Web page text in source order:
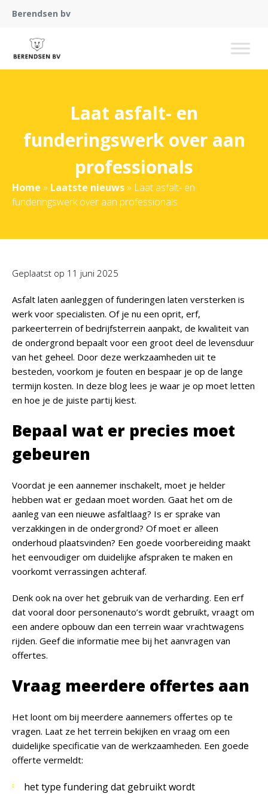
Berendsen bv
Laat asfalt- en
funderingswerk over aan
professionals
Home » Laatste nieuws » Laat asfalt- en
funderingswerk over aan professionals
Geplaatst op 11 juni 2025
Asfalt laten aanleggen of funderingen laten versterken is
werk voor specialisten. Of je nu een oprit, erf,
parkeerterrein of bedrijfsterrein aanpakt, de kwaliteit van
de ondergrond bepaalt voor een groot deel de levensduur
van het geheel. Door deze werkzaamheden uit te
besteden, voorkom je fouten en bespaar je op de lange
termijn kosten. In deze blog lees je waar je op moet letten
en hoe je de juiste partij kiest.
Bepaal wat er precies moet
gebeuren
Voordat je een aannemer inschakelt, moet je helder
hebben wat er gedaan moet worden. Gaat het om de
aanleg van een nieuwe asfaltlaag? Is er sprake van
verzakkingen in de ondergrond? Of moet er alleen
onderhoud plaatsvinden? Een goede voorbereiding maakt
het eenvoudiger om duidelijke afspraken te maken en
voorkomt verrassingen achteraf.
Denk ook na over het gebruik van de verharding. Een erf
dat vooral door personenauto’s wordt gebruikt, vraagt om
een andere opbouw dan een terrein waar vrachtwagens
rijden. Geef die informatie mee bij het aanvragen van
offertes.
Vraag meerdere offertes aan
Het loont om bij meerdere aannemers offertes op te
vragen. Laat ze het terrein bekijken en vraag om een
duidelijke specificatie van de werkzaamheden. Een goede
offerte vermeldt:
het type fundering dat gebruikt wordt